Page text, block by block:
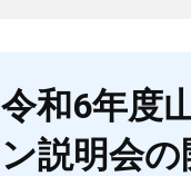
令和6年度
ン説明会